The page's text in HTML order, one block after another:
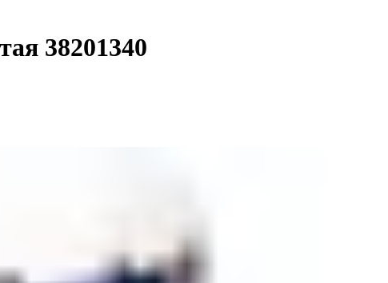
38201340